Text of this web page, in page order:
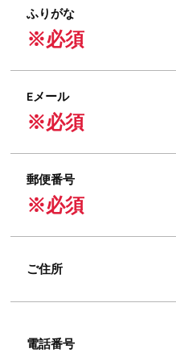
ふりがな
※必須
Eメール
※必須
郵便番号
※必須
ご住所
電話番号